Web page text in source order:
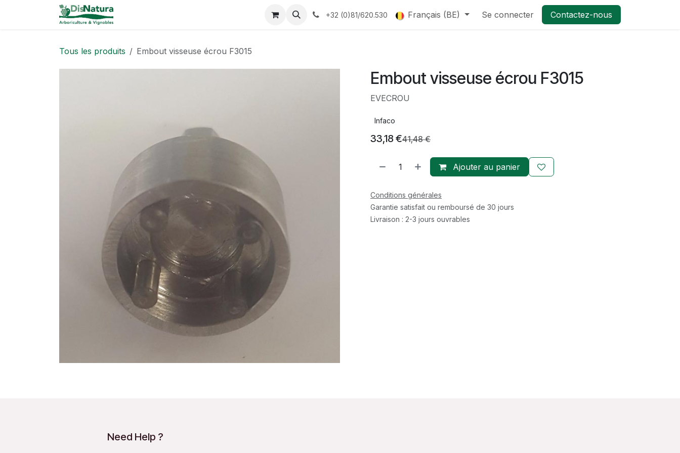
Se rendre au contenu
+32 (0)81/620.530 Français (BE) Se connecter Contactez-nous
Tous les produits Embout visseuse écrou F3015
Embout visseuse écrou F3015
EVECROU
Infaco
33,18€41,48€
Ajouter au panier
Conditions générales
Garantie satisfait ou remboursé de 30 jours
Livraison : 2-3 jours ouvrables
Need Help ?